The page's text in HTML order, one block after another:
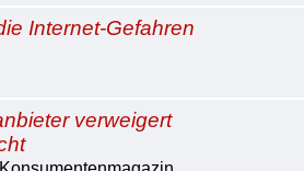
Internet-Gefahren
verweigert